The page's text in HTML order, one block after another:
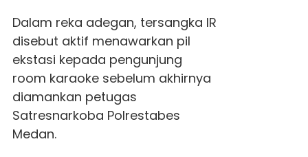
Dalam reka adegan, tersangka IR
disebut aktif menawarkan pil
ekstasi kepada pengunjung
room karaoke sebelum akhirnya
diamankan petugas
Satresnarkoba Polrestabes
Medan.